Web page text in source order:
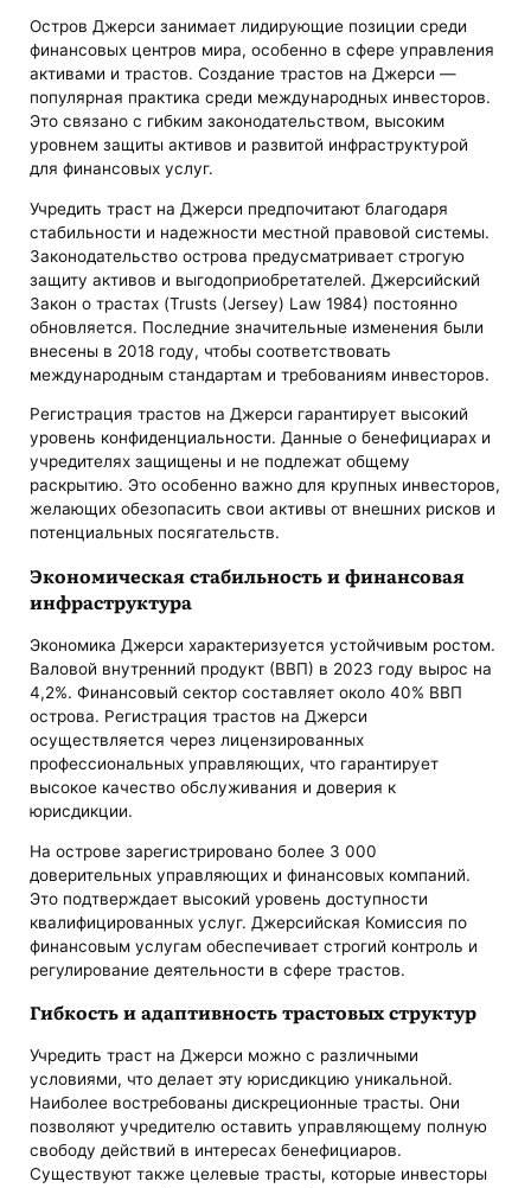
Остров Джерси занимает лидирующие позиции среди
финансовых центров мира, особенно в сфере управления
активами и трастов. Создание трастов на Джерси —
популярная практика среди международных инвесторов.
Это связано с гибким законодательством, высоким
уровнем защиты активов и развитой инфраструктурой
для финансовых услуг.
Учредить траст на Джерси предпочитают благодаря
стабильности и надежности местной правовой системы.
Законодательство острова предусматривает строгую
защиту активов и выгодоприобретателей. Джерсийский
Закон о трастах (Trusts (Jersey) Law 1984) постоянно
обновляется. Последние значительные изменения были
внесены в 2018 году, чтобы соответствовать
международным стандартам и требованиям инвесторов.
Регистрация трастов на Джерси гарантирует высокий
уровень конфиденциальности. Данные о бенефициарах и
учредителях защищены и не подлежат общему
раскрытию. Это особенно важно для крупных инвесторов,
желающих обезопасить свои активы от внешних рисков и
потенциальных посягательств.
Экономическая стабильность и финансовая
инфраструктура
Экономика Джерси характеризуется устойчивым ростом.
Валовой внутренний продукт (ВВП) в 2023 году вырос на
4,2%. Финансовый сектор составляет около 40% ВВП
острова. Регистрация трастов на Джерси
осуществляется через лицензированных
профессиональных управляющих, что гарантирует
высокое качество обслуживания и доверия к
юрисдикции.
На острове зарегистрировано более 3 000
доверительных управляющих и финансовых компаний.
Это подтверждает высокий уровень доступности
квалифицированных услуг. Джерсийская Комиссия по
финансовым услугам обеспечивает строгий контроль и
регулирование деятельности в сфере трастов.
Гибкость и адаптивность трастовых структур
Учредить траст на Джерси можно с различными
условиями, что делает эту юрисдикцию уникальной.
Наиболее востребованы дискреционные трасты. Они
позволяют учредителю оставить управляющему полную
свободу действий в интересах бенефициаров.
Существуют также целевые трасты, которые инвесторы